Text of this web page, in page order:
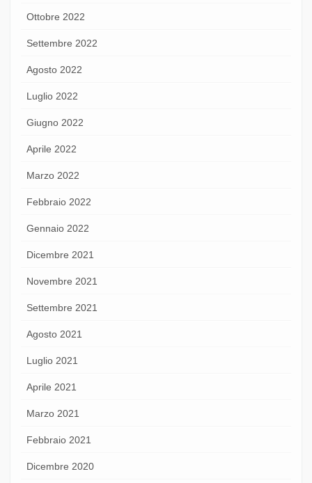
Ottobre 2022
Settembre 2022
Agosto 2022
Luglio 2022
Giugno 2022
Aprile 2022
Marzo 2022
Febbraio 2022
Gennaio 2022
Dicembre 2021
Novembre 2021
Settembre 2021
Agosto 2021
Luglio 2021
Aprile 2021
Marzo 2021
Febbraio 2021
Dicembre 2020